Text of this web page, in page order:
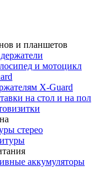
и планшетов
и мотоцикл
X-Guard
на стол и на пол
стерео
аккумуляторы